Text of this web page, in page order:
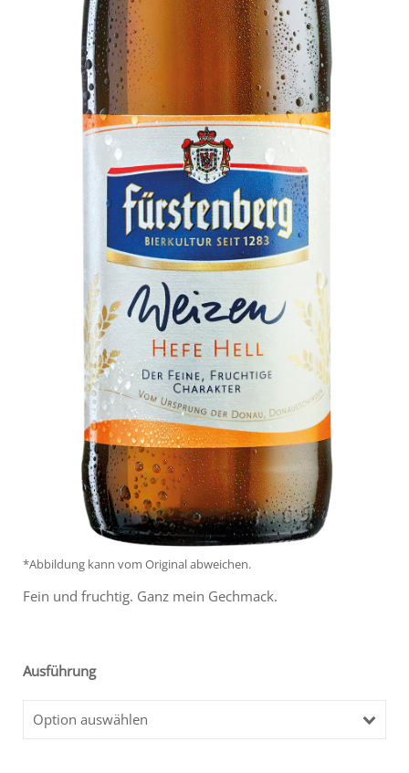
*Abbildung kann vom Original abweichen.
Fein und fruchtig. Ganz mein Gechmack.
Ausführung
Option auswählen